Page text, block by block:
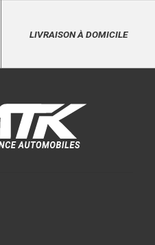
LIVRAISON À DOMICILE